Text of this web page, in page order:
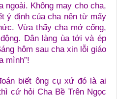
ngoài. Không may cho cha,
ý định của cha nên từ mấy
Vừa thấy cha mở cổng,
Dân làng ùa tới và ép
hôm sau cha xin lỗi giáo
mình”!
biết ông cụ xứ đó là ai
cứ hỏi Cha Bề Trên Ngọc